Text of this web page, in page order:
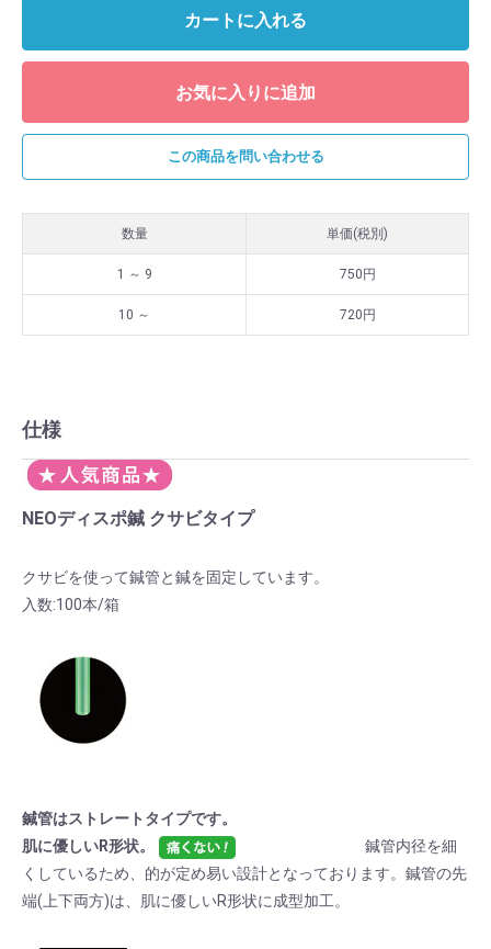
カートに入れる
お気に入りに追加
この商品を問い合わせる
数量 単価(税別)
1 ～ 9 ￥750
10 ～ ￥720
仕様
NEOディスポ鍼 クサビタイプ
クサビを使って鍼管と鍼を固定しています。
入数:100本/箱
鍼管はストレートタイプです。
肌に優しいR形状。
鍼管内径を細
くしているため、的が定め易い設計となっております。鍼管の先
端(上下両方)は、肌に優しいR形状に成型加工。